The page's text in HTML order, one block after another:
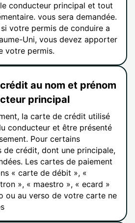
conducteur principal et tout
vous sera demandée.
votre permis de conduire a
Uni, vous devez apporter
votre permis.
au nom et prénom
principal
la carte de crédit utilisé
conducteur et être présenté
Pour certains
de crédit, dont une principale,
Les cartes de paiement
« carte de débit », «
», « maestro », « ecard »
ou au verso de votre carte ne